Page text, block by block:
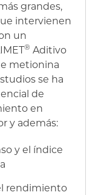
grandes,
intervienen
un
® Aditivo
metionina
se ha
de
en
y además:
y el índice
rendimiento